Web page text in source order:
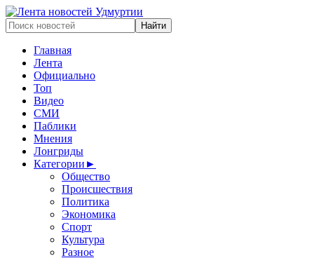
Главная
Лента
Официально
Топ
Видео
СМИ
Паблики
Мнения
Лонгриды
Категории ►
Общество
Происшествия
Политика
Экономика
Спорт
Культура
Разное